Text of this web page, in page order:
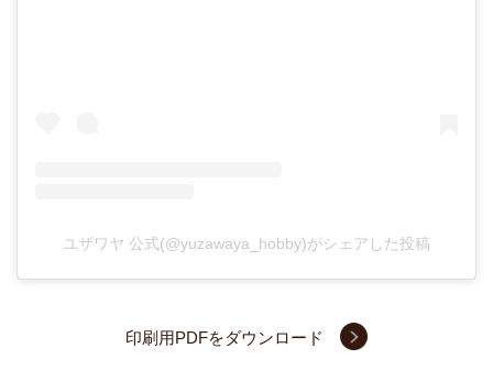
ユザワヤ 公式(@yuzawaya_hobby)がシェアした投稿
印刷用PDFをダウンロード